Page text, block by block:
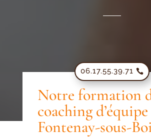
06.17.55.39.71
Notre formation
coaching d’équipe
Fontenay-sous-